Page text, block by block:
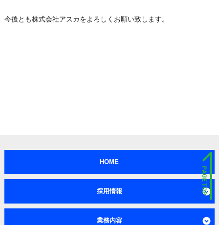
今後とも株式会社アスカをよろしくお願い致します。
HOME
採用情報
業務内容